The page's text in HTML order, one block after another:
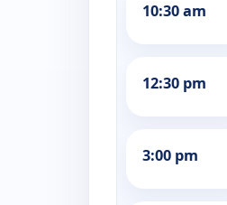
10:30 am
12:30 pm
3:00 pm